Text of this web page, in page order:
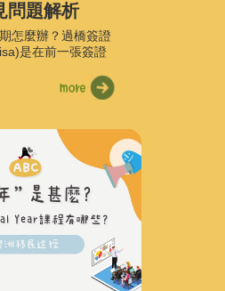
問題解析
怎麼辦？過橋簽證
是在前一張簽證